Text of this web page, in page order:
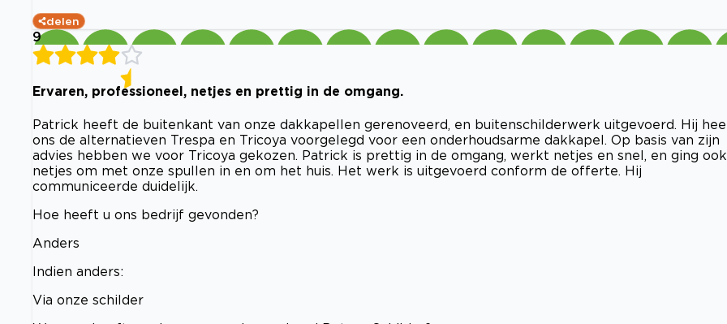
delen
9
Ervaren, professioneel, netjes en prettig in de omgang.
Patrick heeft de buitenkant van onze dakkapellen gerenoveerd, en buitenschilderwerk uitgevoerd. Hij
ons de alternatieven Trespa en Tricoya voorgelegd voor een onderhoudsarme dakkapel. Op basis van zijn
advies hebben we voor Tricoya gekozen. Patrick is prettig in de omgang, werkt netjes en snel, en ging ook
netjes om met onze spullen in en om het huis. Het werk is uitgevoerd conform de offerte. Hij
communiceerde duidelijk.
Hoe heeft u ons bedrijf gevonden?
Anders
Indien anders:
Via onze schilder